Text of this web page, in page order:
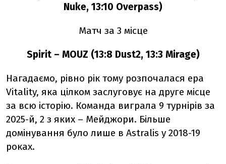
Nuke, 13:10 Overpass)
Матч за 3 місце
Spirit – MOUZ (13:8 Dust2, 13:3 Mirage)
Нагадаємо, рівно рік тому розпочалася ера
Vitality, яка цілком заслуговує на друге місце
за всю історію. Команда виграла 9 турнірів за
2025-й, 2 з яких – Мейджори. Більше
домінування було лише в Astralis у 2018-19
роках.